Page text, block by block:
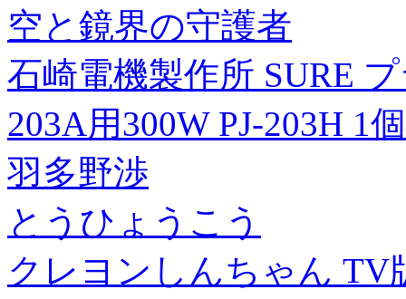
空と鏡界の守護者
石崎電機製作所 SURE
203A用300W PJ-203H 1
羽多野渉
とうひょうこう
クレヨンしんちゃん TV